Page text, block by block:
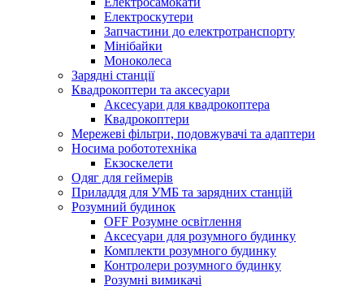
Електроскутери
Запчастини до електротранспорту
Мінібайки
Моноколеса
Зарядні станції
Квадрокоптери та аксесуари
Аксесуари для квадрокоптера
Квадрокоптери
Мережеві фільтри, подовжувачі та адаптери
Носима робототехніка
Екзоскелети
Одяг для геймерів
Приладдя для УМБ та зарядних станцій
Розумний будинок
OFF Розумне освітлення
Аксесуари для розумного будинку
Комплекти розумного будинку
Контролери розумного будинку
Розумні вимикачі